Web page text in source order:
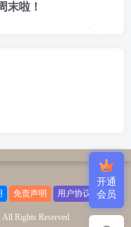
末啦！
免责声明 用户协议
Rights Reserved
开通
会员